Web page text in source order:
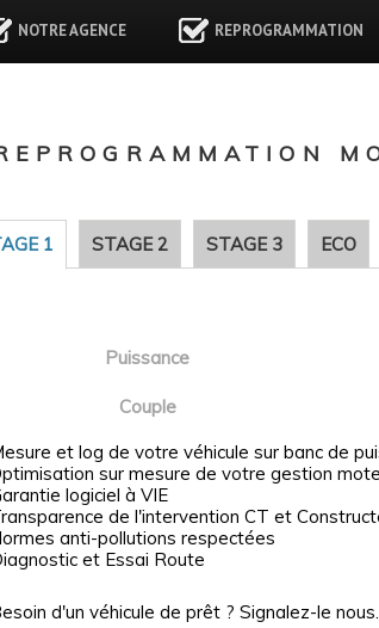
NOTRE AGENCE REPROGRAMMATION
1 STAGE 2 STAGE 3 ECO
Puissance
Couple
et log de votre véhicule sur banc de
sur mesure de votre gestion
logiciel à VIE
de l'intervention CT et
anti-pollutions respectées
et Essai Route
d'un véhicule de prêt ? Signalez-le nous.